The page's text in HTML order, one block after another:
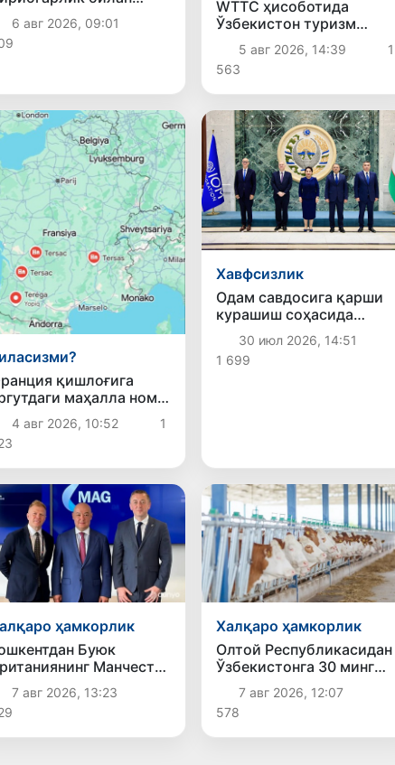
ҳолатлар
6 авг 2026, 09:01
WТТC ҳисоботида
Ўзбекистон туризм
ўсиши бўйича Марказий
Осиёда биринчи ўринда
қайд этилди
5 авг 2026, 14:39
1
563
қишлоғига
маҳалла номи
ҳақида
4 авг 2026, 10:52
1
Хавфсизлик
Одам савдосига қарши
курашиш соҳасида
миллий ва минтақавий
ҳамкорликнинг янги
устувор йўналишлари
30 июл 2026, 14:51
1 699
ҳамкорлик
Буюк
Манчестер
тўғридан-тўғри
йўлга
масаласи кўриб
7 авг 2026, 13:23
Халқаро ҳамкорлик
Олтой Республикасидан
Ўзбекистонга 30 минг
бошга яқин қорамол
етказиб берилди
7 авг 2026, 12:07
578